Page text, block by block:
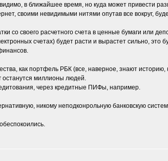
в ближайшее время, но куда может привести
своими невидимыми нитями опутав все вокруг,
со своего расчетного счета в ценные бумаги или
счетах) будет расти и вырастет сильно,
как портфель РБК (все, наверное, знают
останутся миллионы людей.
через кредитные ПИФы, например.
никому неподконрольную банковскую